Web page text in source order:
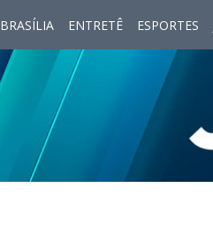
BRASÍLIA ENTRETÊ ESPORTES